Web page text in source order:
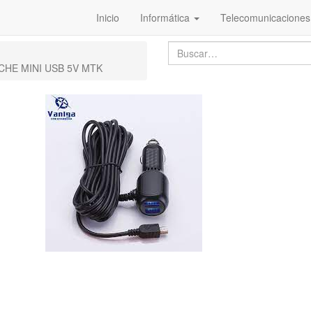
Inicio Informática Telecomunicaciones
MINI USB 5V MTK